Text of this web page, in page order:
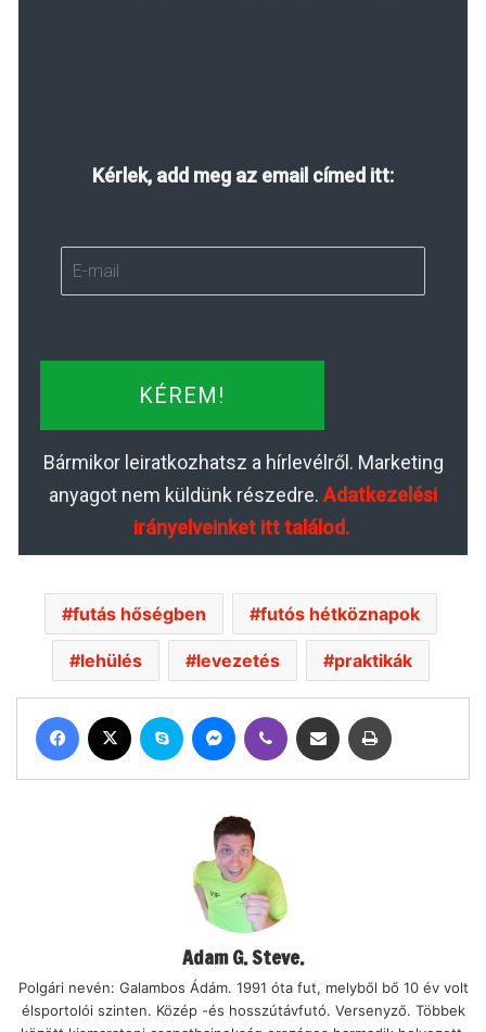
Kérlek, add meg az email címed itt:
KÉREM!
Bármikor leiratkozhatsz a hírlevélről. Marketing
anyagot nem küldünk részedre. Adatkezelési
irányelveinket itt találod.
futás hőségben futós hétköznapok
lehülés levezetés praktikák
Adam G. Steve.
Polgári nevén: Galambos Ádám. 1991 óta fut, melyből bő 10 év volt
élsportolói szinten. Közép -és hosszútávfutó. Versenyző. Többek